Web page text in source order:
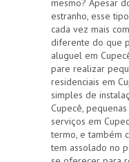
mesmo? Apesar
estranho, esse
cada vez mais
diferente do que
aluguel em
pare realizar
residenciais em
simples de
Cupecê,
serviços em
termo, e também
tem assolado no